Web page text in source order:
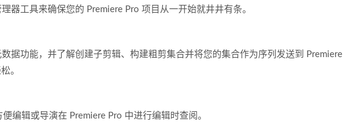
器工具来确保您的 Premiere Pro 项目从一开始就井井有条。
数据功能，并了解创建子剪辑、构建粗剪集合并将您的集合作为序列发送到 Premiere
。
编辑或导演在 Premiere Pro 中进行编辑时查阅。